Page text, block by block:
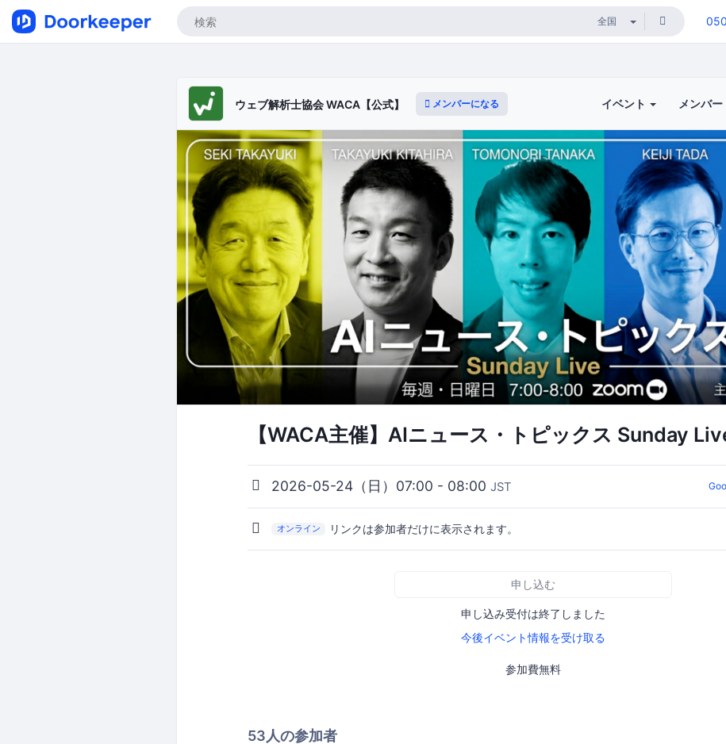
ウェブ解析士協会 WACA【公式】 メンバーになる イベント メンバー
【WACA主催】AIニュース・トピックス Sunday
2026-05-24（日）07:00 - 08:00 JST
オンライン リンクは参加者だけに表示されます。
申し込む
申し込み受付は終了しました
今後イベント情報を受け取る
参加費無料
53人の参加者